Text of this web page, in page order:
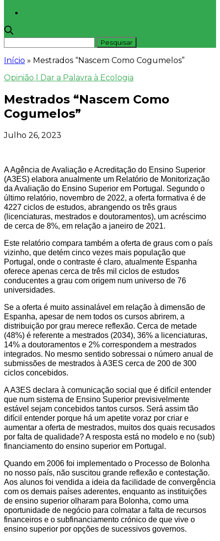
Início » Mestrados “Nascem Como Cogumelos”
Opinião | Dar a Palavra à Ecologia
Mestrados “Nascem Como
Cogumelos”
Julho 26, 2023
A Agência de Avaliação e Acreditação do Ensino Superior
(A3ES) elabora anualmente um Relatório de Monitorização
da Avaliação do Ensino Superior em Portugal. Segundo o
último relatório, novembro de 2022, a oferta formativa é de
4227 ciclos de estudos, abrangendo os três graus
(licenciaturas, mestrados e doutoramentos), um acréscimo
de cerca de 8%, em relação a janeiro de 2021.
Este relatório compara também a oferta de graus com o país
vizinho, que detém cinco vezes mais população que
Portugal, onde o contraste é claro, atualmente Espanha
oferece apenas cerca de três mil ciclos de estudos
conducentes a grau com origem num universo de 76
universidades.
Se a oferta é muito assinalável em relação à dimensão de
Espanha, apesar de nem todos os cursos abrirem, a
distribuição por grau merece reflexão. Cerca de metade
(48%) é referente a mestrados (2034), 36% a licenciaturas,
14% a doutoramentos e 2% correspondem a mestrados
integrados. No mesmo sentido sobressai o número anual de
submissões de mestrados à A3ES cerca de 200 de 300
ciclos concebidos.
A A3ES declara à comunicação social que é difícil entender
que num sistema de Ensino Superior previsivelmente
estável sejam concebidos tantos cursos. Será assim tão
difícil entender porque há um apetite voraz por criar e
aumentar a oferta de mestrados, muitos dos quais recusados
por falta de qualidade? A resposta está no modelo e no (sub)
financiamento do ensino superior em Portugal.
Quando em 2006 foi implementado o Processo de Bolonha
no nosso país, não suscitou grande reflexão e contestação.
Aos alunos foi vendida a ideia da facilidade de convergência
com os demais países aderentes, enquanto as instituições
de ensino superior olharam para Bolonha, como uma
oportunidade de negócio para colmatar a falta de recursos
financeiros e o subfinanciamento crónico de que vive o
ensino superior por opções de sucessivos governos.